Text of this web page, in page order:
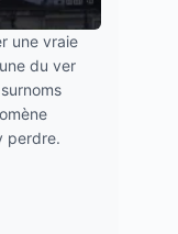
une vraie
du ver
perdre.